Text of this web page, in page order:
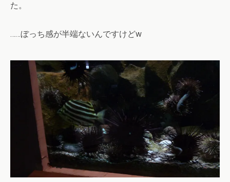
た。
……ぼっち感が半端ないんですけどw